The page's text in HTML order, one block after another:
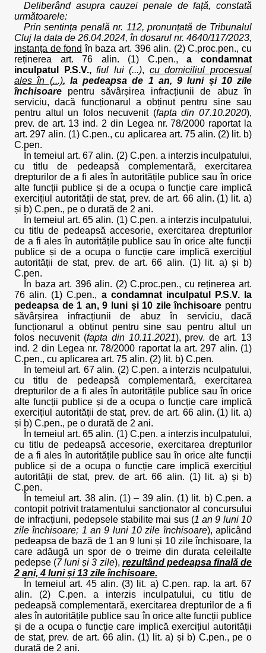
Deliberând asupra cauzei penale de față, constată
următoarele:
Prin sentința penală nr. 112, pronunțată de Tribunalul
Cluj la data de 26.04.2024, în dosarul nr. 4640/117/2023,
instanța de fond în baza art. 396 alin. (2) C.proc.pen., cu
reținerea art. 76 alin. (1) C.pen.,a condamnat
inculpatul P.S.V., fiul lui (...), cu domiciliul procesual
ales în (...), la pedeapsa de 1 an, 9 luni și 10 zile
închisoare pentru săvârșirea infracțiunii de abuz în
serviciu, dacă funcționarul a obținut pentru sine sau
pentru altul un folos necuvenit (fapta din 07.10.2020),
prev. de art. 13 ind. 2 din Legea nr. 78/2000 raportat la
art. 297 alin. (1) C.pen., cu aplicarea art. 75 alin. (2) lit. b)
C.pen.
În temeiul art. 67 alin. (2) C.pen. a interzis inculpatului,
cu titlu de pedeapsă complementară, exercitarea
drepturilor de a fi ales în autoritățile publice sau în orice
alte funcții publice și de a ocupa o funcție care implică
exercițiul autorității de stat, prev. de art. 66 alin. (1) lit. a)
și b) C.pen., pe o durată de 2 ani.
În temeiul art. 65 alin. (1) C.pen. a interzis inculpatului,
cu titlu de pedeapsă accesorie, exercitarea drepturilor
de a fi ales în autoritățile publice sau în orice alte funcții
publice și de a ocupa o funcție care implică exercițiul
autorității de stat, prev. de art. 66 alin. (1) lit. a) și b)
C.pen.
În baza art. 396 alin. (2) C.proc.pen., cu reținerea art.
76 alin. (1) C.pen., a condamnat inculpatul P.S.V. la
pedeapsa de 1 an, 9 luni și 10 zile închisoare pentru
săvârșirea infracțiunii de abuz în serviciu, dacă
funcționarul a obținut pentru sine sau pentru altul un
folos necuvenit (fapta din 10.11.2021), prev. de art. 13
ind. 2 din Legea nr. 78/2000 raportat la art. 297 alin. (1)
C.pen., cu aplicarea art. 75 alin. (2) lit. b) C.pen.
În temeiul art. 67 alin. (2) C.pen. a interzis nculpatului,
cu titlu de pedeapsă complementară, exercitarea
drepturilor de a fi ales în autoritățile publice sau în orice
alte funcții publice și de a ocupa o funcție care implică
exercițiul autorității de stat, prev. de art. 66 alin. (1) lit. a)
și b) C.pen., pe o durată de 2 ani.
În temeiul art. 65 alin. (1) C.pen. a interzis inculpatului,
cu titlu de pedeapsă accesorie, exercitarea drepturilor
de a fi ales în autoritățile publice sau în orice alte funcții
publice și de a ocupa o funcție care implică exercițiul
autorității de stat, prev. de art. 66 alin. (1) lit. a) și b)
C.pen.
În temeiul art. 38 alin. (1) – 39 alin. (1) lit. b) C.pen. a
contopit potrivit tratamentului sancționator al concursului
de infracțiuni, pedepsele stabilite mai sus (1 an 9 luni 10
zile închisoare; 1 an 9 luni 10 zile închisoare), aplicând
pedeapsa de bază de 1 an 9 luni și 10 zile închisoare, la
care adăugă un spor de o treime din durata celeilalte
pedepse (7 luni și 3 zile), rezultând pedeapsa finală de
2 ani, 4 luni și 13 zile închisoare.
În temeiul art. 45 alin. (3) lit. a) C.pen. rap. la art. 67
alin. (2) C.pen. a interzis inculpatului, cu titlu de
pedeapsă complementară, exercitarea drepturilor de a fi
ales în autoritățile publice sau în orice alte funcții publice
și de a ocupa o funcție care implică exercițiul autorității
de stat, prev. de art. 66 alin. (1) lit. a) și b) C.pen., pe o
durată de 2 ani.